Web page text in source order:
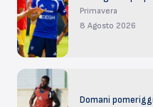
Primavera
8 Agosto 2026
Domani